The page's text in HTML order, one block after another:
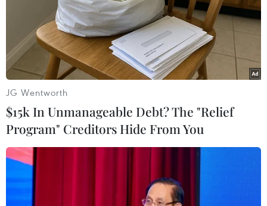
Theo dõi VietnamPlus
TIN LIÊN QUAN
JG Wentworth
$15k In Unmanageable Debt? The "Relief
Program" Creditors Hide From You